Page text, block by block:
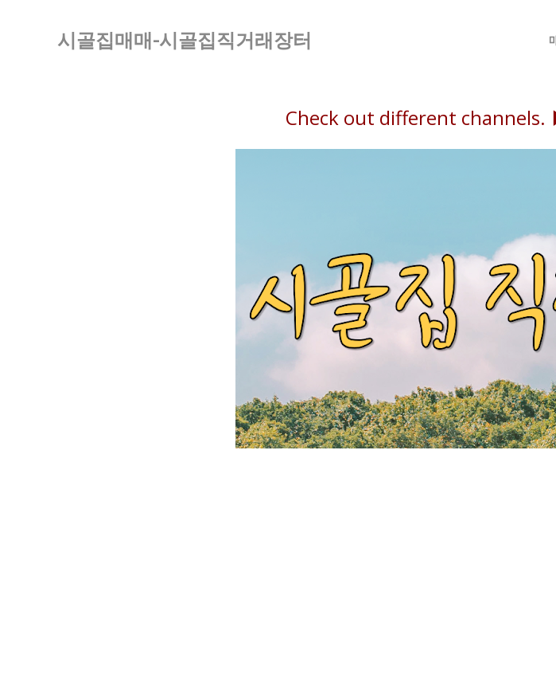
시골집매매-시골집직거래장터
Check out different channels.